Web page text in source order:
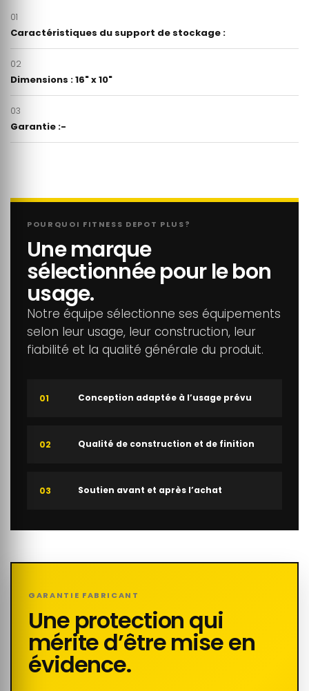
01
Caractéristiques du support de stockage :
02
Dimensions : 16" x 10"
03
Garantie :-
POURQUOI FITNESS DEPOT PLUS?
Une marque
sélectionnée pour le bon
usage.
Notre équipe sélectionne ses équipements
selon leur usage, leur construction, leur
fiabilité et la qualité générale du produit.
01 Conception adaptée à l’usage prévu
02 Qualité de construction et de finition
03 Soutien avant et après l’achat
GARANTIE FABRICANT
Une protection qui
mérite d’être mise en
évidence.